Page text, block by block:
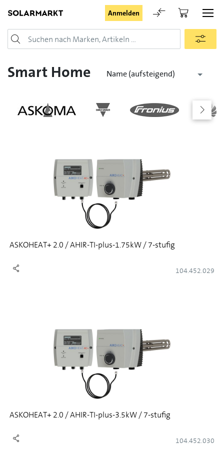
Anmelden
Login
Angemeldet bleiben
Passwort vergessen
Registrieranfrage für Login
Smart Home Name (aufsteigend)
ASKOHEAT+ 2.0 / AHIR-TI-plus-1.75kW / 7-stufig
104.452.029
ASKOHEAT+ 2.0 / AHIR-TI-plus-3.5kW / 7-stufig
104.452.030